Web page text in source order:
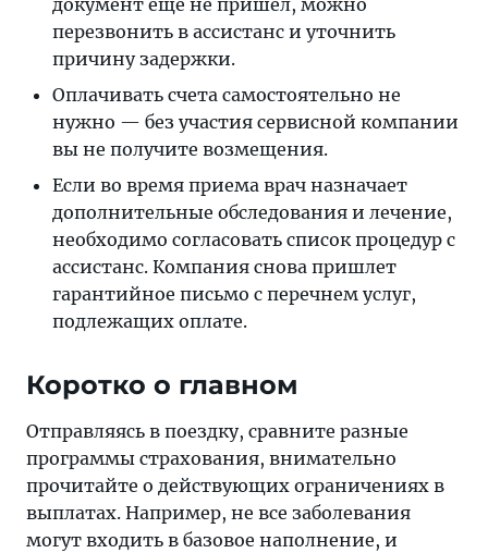
документ еще не пришел, можно
перезвонить в ассистанс и уточнить
причину задержки.
Оплачивать счета самостоятельно не
нужно — без участия сервисной компании
вы не получите возмещения.
Если во время приема врач назначает
дополнительные обследования и лечение,
необходимо согласовать список процедур с
ассистанс. Компания снова пришлет
гарантийное письмо с перечнем услуг,
подлежащих оплате.
Коротко о главном
Отправляясь в поездку, сравните разные
программы страхования, внимательно
прочитайте о действующих ограничениях в
выплатах. Например, не все заболевания
могут входить в базовое наполнение, и